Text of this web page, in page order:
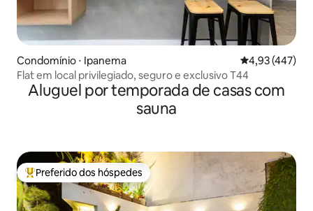
Condomínio ⋅ Ipanema 4,93 de uma
4,93 (447)
Flat em local privilegiado, seguro e exclusivo T44
Aluguel por temporada de casas com
sauna
Entre os melhores preferidos dos hóspedes
Preferido dos hóspedes